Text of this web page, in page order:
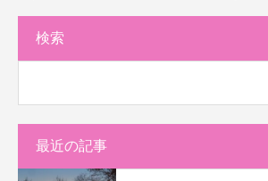
検索
最近の記事